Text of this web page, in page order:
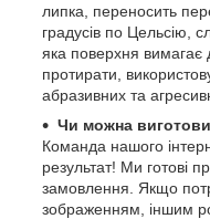
липка, переносить
градусів по Цельсію,
яка поверхня вимагає
протирати,
абразивних та
Чи можна
Команда нашого
результат! Ми готові
замовлення. Якщо
зображенням, іншим